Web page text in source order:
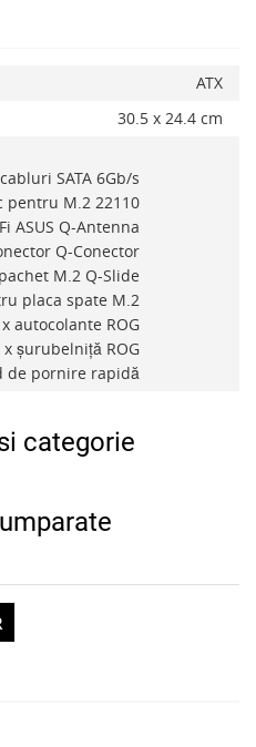
ATX
30.5 x 24.4 cm
SATA 6Gb/s
pentru M.2 22110
ASUS Q-Antenna
Q-Conector
M.2 Q-Slide
placa spate M.2
autocolante ROG
x șurubelniță ROG
de pornire rapidă
categorie